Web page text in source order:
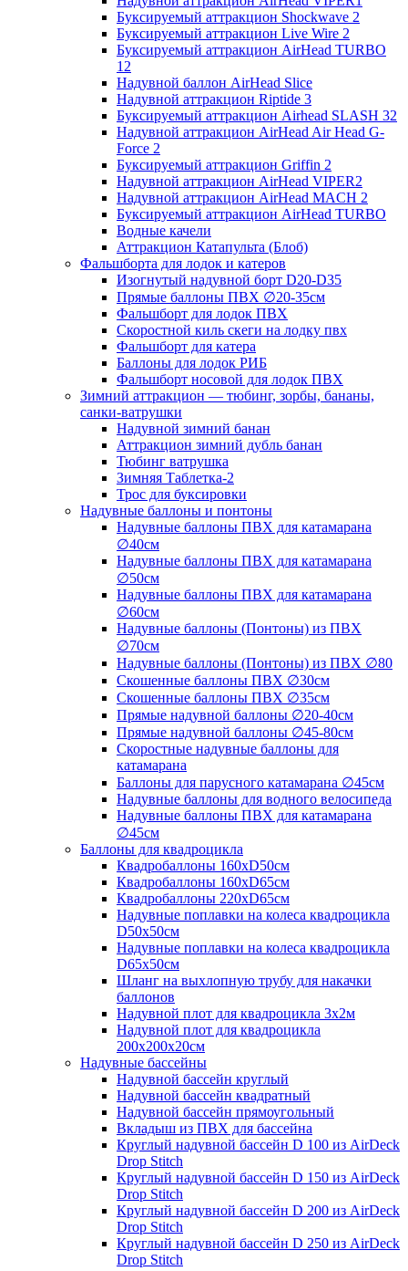
Буксируемый аттракцион Shockwave 2
Буксируемый аттракцион Live Wire 2
Буксируемый аттракцион AirHead TURBO
12
Надувной баллон AirHead Slice
Надувной аттракцион Riptide 3
Буксируемый аттракцион Airhead SLASH 32
Надувной аттракцион AirHead Air Head G-
Force 2
Буксируемый аттракцион Griffin 2
Надувной аттракцион AirHead VIPER2
Надувной аттракцион AirHead MACH 2
Буксируемый аттракцион AirHead TURBO
Водные качели
Аттракцион Катапульта (Блоб)
Фальшборта для лодок и катеров
Изогнутый надувной борт D20-D35
Прямые баллоны ПВХ ∅20-35см
Фальшборт для лодок ПВХ
Скоростной киль скеги на лодку пвх
Фальшборт для катера
Баллоны для лодок РИБ
Фальшборт носовой для лодок ПВХ
Зимний аттракцион — тюбинг, зорбы, бананы,
санки-ватрушки
Надувной зимний банан
Аттракцион зимний дубль банан
Тюбинг ватрушка
Зимняя Таблетка-2
Трос для буксировки
Надувные баллоны и понтоны
Надувные баллоны ПВХ для катамарана
∅40см
Надувные баллоны ПВХ для катамарана
∅50см
Надувные баллоны ПВХ для катамарана
∅60см
Надувные баллоны (Понтоны) из ПВХ
∅70см
Надувные баллоны (Понтоны) из ПВХ ∅80
Скошенные баллоны ПВХ ∅30см
Скошенные баллоны ПВХ ∅35см
Прямые надувной баллоны ∅20-40см
Прямые надувной баллоны ∅45-80см
Скоростные надувные баллоны для
катамарана
Баллоны для парусного катамарана ∅45см
Надувные баллоны для водного велосипеда
Надувные баллоны ПВХ для катамарана
∅45см
Баллоны для квадроцикла
Квадробаллоны 160хD50см
Квадробаллоны 160хD65см
Квадробаллоны 220хD65см
Надувные поплавки на колеса квадроцикла
D50х50см
Надувные поплавки на колеса квадроцикла
D65х50см
Шланг на выхлопную трубу для накачки
баллонов
Надувной плот для квадроцикла 3х2м
Надувной плот для квадроцикла
200х200х20см
Надувные бассейны
Надувной бассейн круглый
Надувной бассейн квадратный
Надувной бассейн прямоугольный
Вкладыш из ПВХ для бассейна
Круглый надувной бассейн D 100 из AirDeck
Drop Stitch
Круглый надувной бассейн D 150 из AirDeck
Drop Stitch
Круглый надувной бассейн D 200 из AirDeck
Drop Stitch
Круглый надувной бассейн D 250 из AirDeck
Drop Stitch